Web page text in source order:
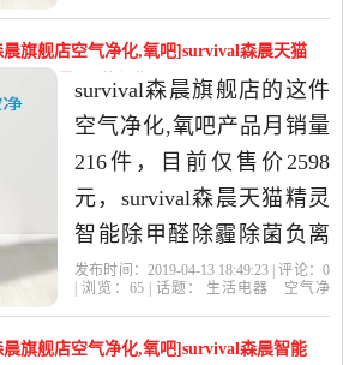
生活电器当中性价比很高
的空气净化,氧吧，由广东
广州发货。
旗舰店空气净化,氧吧]survival森晨天猫
甲月销量216件仅售2598元
survival森晨旗舰店的这件
空气净化,氧吧产品月销量
216件，目前仅售价2598
元，survival森晨天猫精灵
智能除甲醛除霾除菌负离
子空气净化器家用是2019
生活电器当中性价比很高
发布时间：2019-04-13 18:49:23 | 评论： 0
| 浏览： 65| 话题： 生活电器
空气净
旗舰店空气净化,氧吧]survival森晨智能